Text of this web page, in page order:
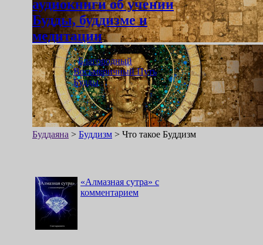
Буддаяна > Буддизм > Что такое Буддизм
аудиокниги об учении
Будды, буддизме и
медитации
«Благородный
Восьмеричный Путь
Будды»
«Алмазная сутра» с
комментарием